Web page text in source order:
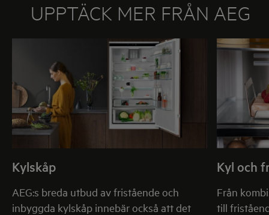
UPPTÄCK MER FRÅN AEG
Kylskåp
AEG:s breda utbud av fristående och
inbyggda kylskåp innebär också att det
Kyl och
Från
till